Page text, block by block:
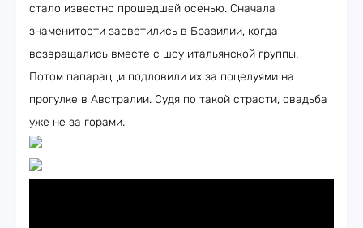
стало известно прошедшей осенью. Сначала
знаменитости засветились в Бразилии, когда
возвращались вместе с шоу итальянской группы.
Потом папарацци подловили их за поцелуями на
прогулке в Австралии. Судя по такой страсти, свадьба
уже не за горами.